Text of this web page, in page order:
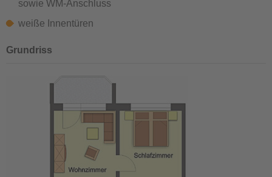
sowie WM-Anschluss
weiße Innentüren
Grundriss